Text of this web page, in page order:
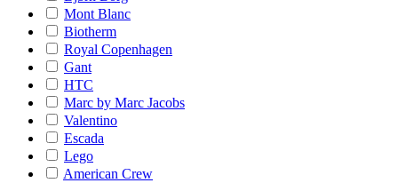
Mont Blanc
Biotherm
Royal Copenhagen
Gant
HTC
Marc by Marc Jacobs
Valentino
Escada
Lego
American Crew